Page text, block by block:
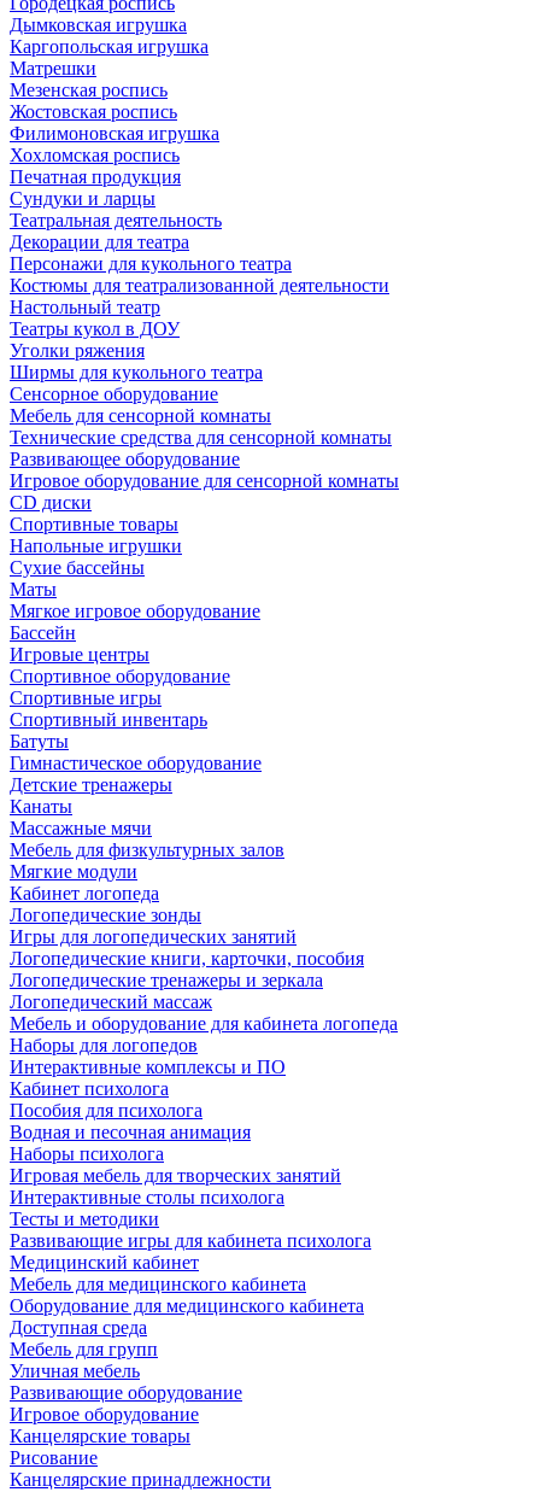
Дымковская игрушка
Каргопольская игрушка
Матрешки
Мезенская роспись
Жостовская роспись
Филимоновская игрушка
Хохломская роспись
Печатная продукция
Сундуки и ларцы
Театральная деятельность
Декорации для театра
Персонажи для кукольного театра
Костюмы для театрализованной деятельности
Настольный театр
Театры кукол в ДОУ
Уголки ряжения
Ширмы для кукольного театра
Сенсорное оборудование
Мебель для сенсорной комнаты
Технические средства для сенсорной комнаты
Развивающее оборудование
Игровое оборудование для сенсорной комнаты
CD диски
Спортивные товары
Напольные игрушки
Сухие бассейны
Маты
Мягкое игровое оборудование
Бассейн
Игровые центры
Спортивное оборудование
Спортивные игры
Спортивный инвентарь
Батуты
Гимнастическое оборудование
Детские тренажеры
Канаты
Массажные мячи
Мебель для физкультурных залов
Мягкие модули
Кабинет логопеда
Логопедические зонды
Игры для логопедических занятий
Логопедические книги, карточки, пособия
Логопедические тренажеры и зеркала
Логопедический массаж
Мебель и оборудование для кабинета логопеда
Наборы для логопедов
Интерактивные комплексы и ПО
Кабинет психолога
Пособия для психолога
Водная и песочная анимация
Наборы психолога
Игровая мебель для творческих занятий
Интерактивные столы психолога
Тесты и методики
Развивающие игры для кабинета психолога
Медицинский кабинет
Мебель для медицинского кабинета
Оборудование для медицинского кабинета
Доступная среда
Мебель для групп
Уличная мебель
Развивающие оборудование
Игровое оборудование
Канцелярские товары
Рисование
Канцелярские принадлежности